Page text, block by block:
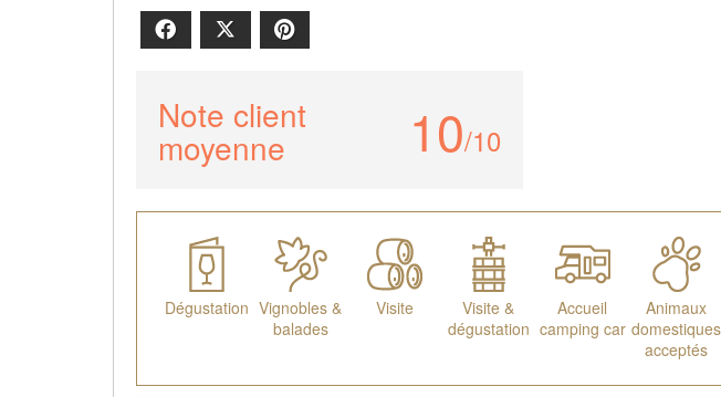
Facebook
Note client
moyenne 10/10
Dégustation Vignobles &
balades
Visite
Visite &
dégustation
Accueil
camping car
Animaux
domestiques
acceptés